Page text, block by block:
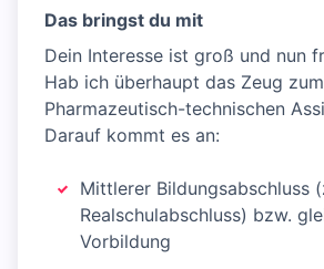
Das bringst du mit
Dein Interesse ist groß und nun
Hab ich überhaupt das Zeug zum
Pharmazeutisch-technischen
Darauf kommt es an:
Mittlerer Bildungsabschluss
Realschulabschluss) bzw.
Vorbildung